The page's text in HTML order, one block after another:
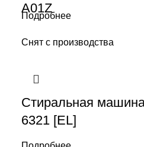
A01Z
Подробнее
Снят с производства
Стиральная
6321 [EL]